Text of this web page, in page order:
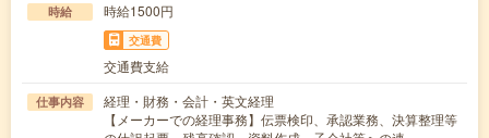
時給 時給1500円
交通費
交通費支給
仕事内容
経理・財務・会計・英文経理
【メーカーでの経理事務】伝票検印、承認業務、決算整理等